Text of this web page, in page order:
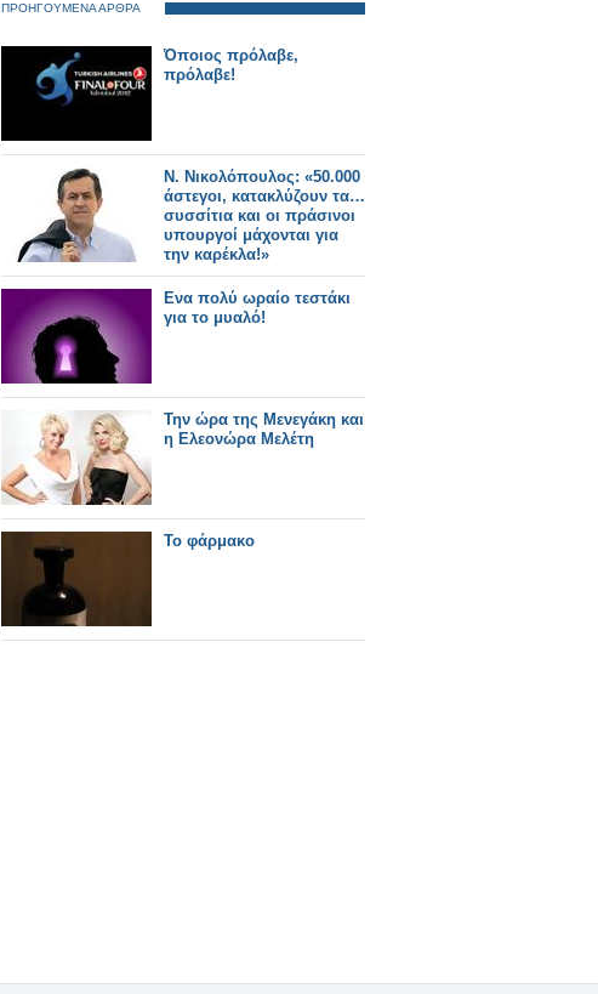
ΠΡΟΗΓΟΥΜΕΝΑ ΑΡΘΡΑ
Όποιος πρόλαβε,
πρόλαβε!
Ν. Νικολόπουλος: «50.000
άστεγοι, κατακλύζουν τα…
συσσίτια και οι πράσινοι
υπουργοί μάχονται για
την καρέκλα!»
Ενα πολύ ωραίο τεστάκι
Την ώρα της Μενεγάκη και
η Ελεονώρα Μελέτη
Το φάρμακο